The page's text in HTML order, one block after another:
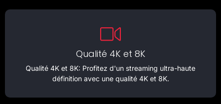
Qualité 4K et 8K
Qualité 4K et 8K: Profitez d'un streaming ultra-haute
définition avec une qualité 4K et 8K.